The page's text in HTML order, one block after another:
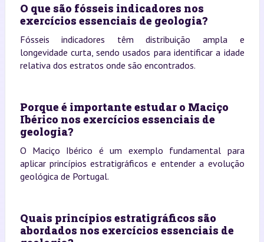
O que são fósseis indicadores nos
exercícios essenciais de geologia?
Fósseis indicadores têm distribuição ampla e
longevidade curta, sendo usados para identificar a idade
relativa dos estratos onde são encontrados.
Porque é importante estudar o Maciço
Ibérico nos exercícios essenciais de
geologia?
O Maciço Ibérico é um exemplo fundamental para
aplicar princípios estratigráficos e entender a evolução
geológica de Portugal.
Quais princípios estratigráficos são
abordados nos exercícios essenciais de